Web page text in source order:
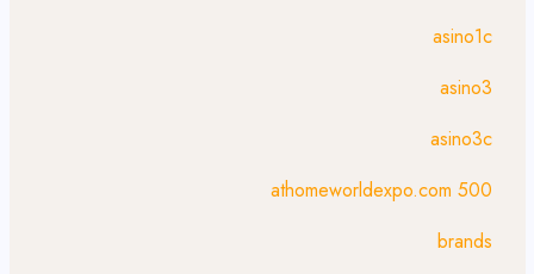
asino1c
asino3
asino3c
athomeworldexpo.com 500
brands